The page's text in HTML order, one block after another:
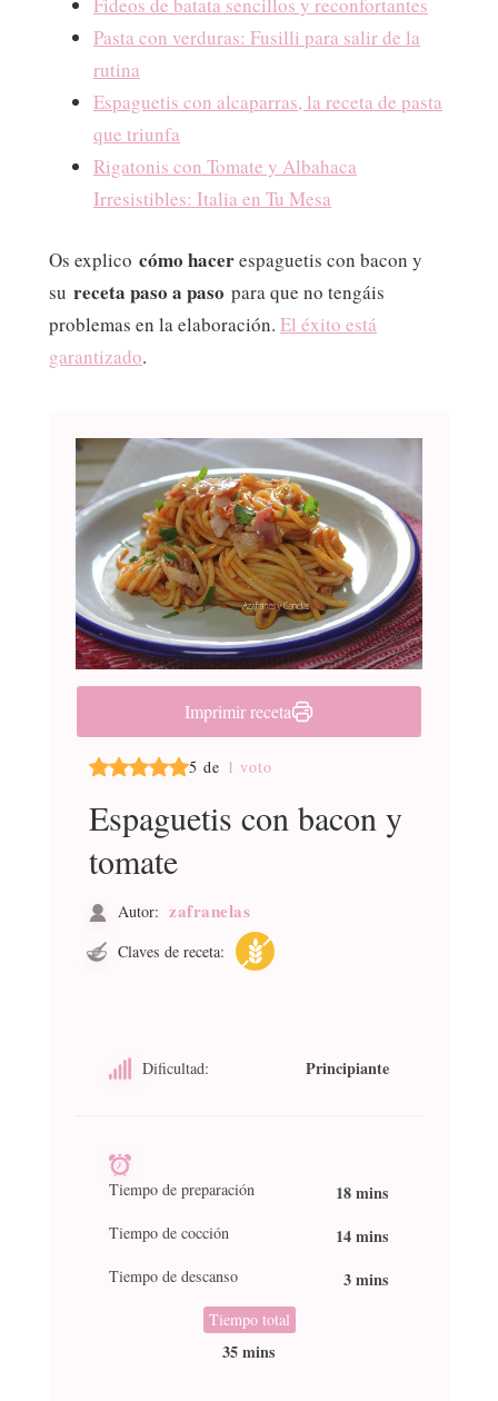
Pasta con verduras: Fusilli para salir de la
rutina
Espaguetis con alcaparras, la receta de pasta
que triunfa
Rigatonis con Tomate y Albahaca
Irresistibles: Italia en Tu Mesa
Os explico cómo hacerespaguetis con bacon y
su receta paso a paso para que no tengáis
problemas en la elaboración. El éxito está
garantizado.
Imprimir receta
5 de 1 voto
Espaguetis con bacon y
tomate
Autor: zafranelas
Claves de receta:
Dificultad: Principiante
Tiempo de preparación 18 mins
Tiempo de cocción 14 mins
Tiempo de descanso 3 mins
Tiempo total
35 mins